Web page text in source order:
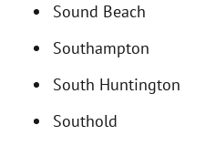
Sound Beach
Southampton
South Huntington
Southold